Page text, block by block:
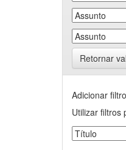
Retornar
Adicionar
Utilizar filtros